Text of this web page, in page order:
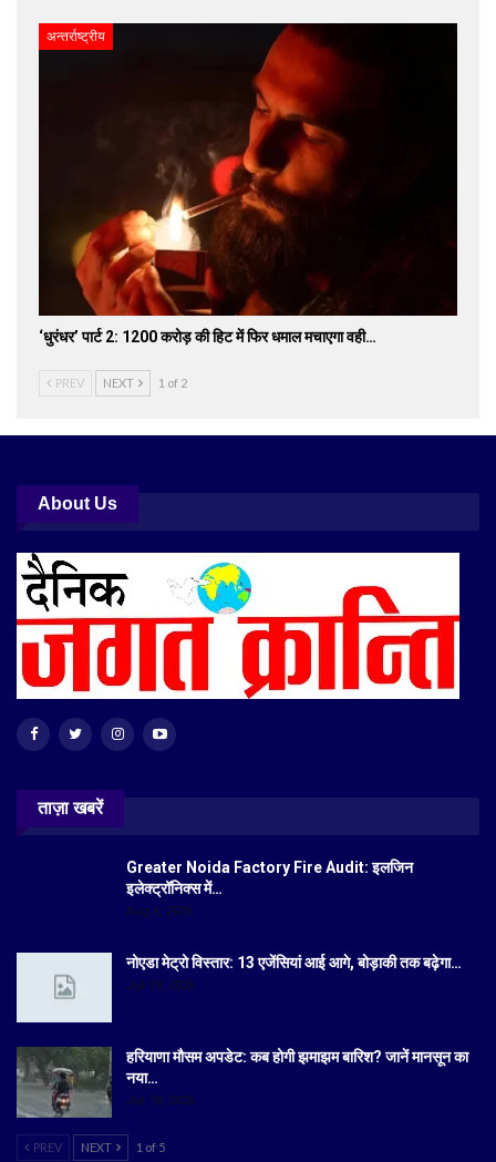
अन्तर्राष्ट्रीय
‘धुरंधर’ पार्ट 2: 1200 करोड़ की हिट में फिर धमाल मचाएगा वही…
PREV NEXT 1 of 2
About Us
ताज़ा खबरें
Greater Noida Factory Fire Audit: इलजिन
इलेक्ट्रॉनिक्स में…
Aug 6, 2026
नोएडा मेट्रो विस्तार: 13 एजेंसियां आई आगे, बोड़ाकी तक बढ़ेगा…
Jul 19, 2026
हरियाणा मौसम अपडेट: कब होगी झमाझम बारिश? जानें मानसून का
नया…
Jul 18, 2026
PREV NEXT 1 of 5